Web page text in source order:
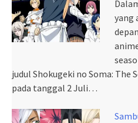
yang
judul Shokugeki no Soma: The
pada tanggal 2 Juli…